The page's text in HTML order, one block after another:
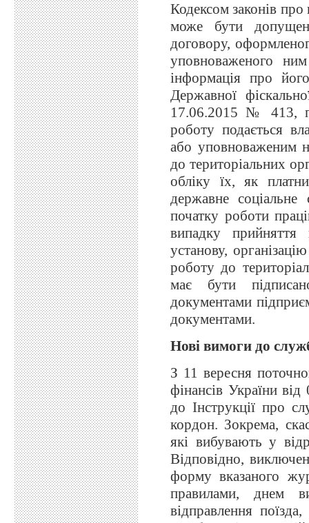
Кодексом законів
може бути
договору,
уповноваженого
інформація про
Державної
17.06.2015 № 413,
роботу подається
або уповноваженим
до територіальних
обліку їх, як
державне
початку роботи
випадку прийняття
установу,
роботу до
має бути
документами
документами.
Нові вимоги до
З 11 вересня
фінансів України
до Інструкції про
кордон. Зокрема,
які вибувають у
Відповідно,
форму вказаного
правилами, днем
відправлення